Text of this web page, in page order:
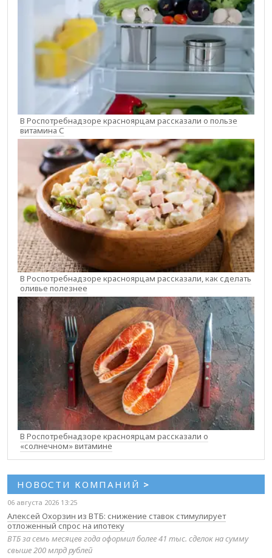
В Роспотребнадзоре красноярцам рассказали о пользе
витамина С
В Роспотребнадзоре красноярцам рассказали, как сделать
оливье полезнее
В Роспотребнадзоре красноярцам рассказали о
«солнечном» витамине
НОВОСТИ КОМПАНИЙ >
06 августа 2026 13:25
Алексей Охорзин из ВТБ: снижение ставок стимулирует
отложенный спрос на ипотеку
ВТБ за семь месяцев года оформил более 41 тыс. сделок на сумму
свыше 200 млрд рублей